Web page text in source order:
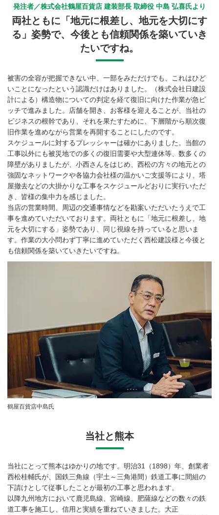
発注者／株式会社鶴屋百貨店 建装部長 取締役 中島 弘喜氏より
両社ともに「地元に根差し、地元を大切にす
る」姿勢で、今後とも信頼関係を築いていき
たいですね。
鶴屋百貨店中島氏
被害の全容が把握できない中、一部をみただけでも、これはひど
いことになったという認識だけはありました。（株式会社日建設
計による）構造物についての判定を経て復旧に向けた作業が急ピ
ッチで進みました。店舗を開き、お客様を迎えることが、当社の
ビジネスの根幹であり、それを果たすために、下層階から順次復
旧作業を進めながら営業を再開することにしたのです。
スケジュールに対するプレッシャーは確かにありました。当館の
工事以外にも被災地での多くの復旧需要や大型連休等、数多くの
障壁がありましたが、小西さんをはじめ、西松の方々の地元との
強固なネットワークや各協力会社様の温かいご支援等により、塔
屋撤去などの大掛かりな工事をスケジュールどおりに実行いただ
き、皆様の集中力を感じました。
当店の営業時間、周辺の交通事情などを勘案いただいたうえで工
事を進めていただいております。両社ともに「地元に根差し、地
元を大切にする」姿勢であり、同じ視線を持っていると思いま
す。作業の大小問わず丁寧に進めていただく西松建設様と今後と
も信頼関係を築いていきたいですね。
当社と熊本
当社にとって熊本はゆかりの地です。明治31（1898）年、創業者
西松桂輔氏が、国鉄三角線（宇土～三角港間）鉄道工事に間組の
下請けとして従事したことが最初の工事と思われます。
以降九州地方において鹿児島線、宮崎線、肥薩線などの数々の鉄
道工事を施工し、信用と実績を重ねていきました。大正